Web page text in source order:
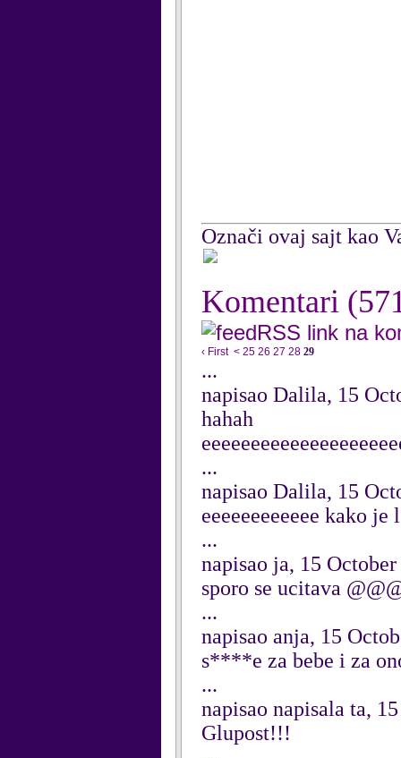
Označi ovaj sajt kao
Komentari
RSS link na
‹ First < 25 26 27 28 29
...
napisao Dalila, 15
hahah
...
napisao Dalila, 15
eeeeeeeeeeee kako
...
napisao ja, 15
sporo se ucitava
...
napisao anja, 15
s****e za bebe i za
...
napisao napisala ta,
Glupost!!!